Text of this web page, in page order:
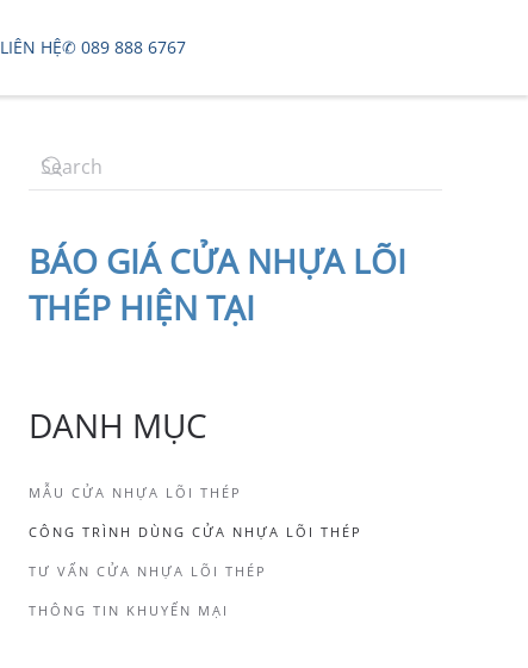
LIÊN HỆ✆ 089 888 6767
BÁO GIÁ CỬA NHỰA LÕI
THÉP HIỆN TẠI
DANH MỤC
MẪU CỬA NHỰA LÕI THÉP
CÔNG TRÌNH DÙNG CỬA NHỰA LÕI THÉP
TƯ VẤN CỬA NHỰA LÕI THÉP
THÔNG TIN KHUYẾN MẠI